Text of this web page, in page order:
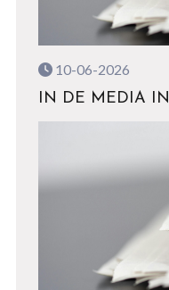
10-06-2026
IN DE MEDIA